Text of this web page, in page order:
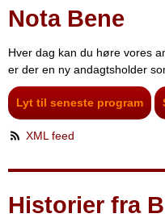
Nota Bene
Hver dag kan du høre vores
er der en ny andagtsholder
Lyt til seneste program
XML feed
Historier fra